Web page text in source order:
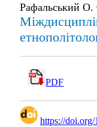
Рафальський
PDF
https://